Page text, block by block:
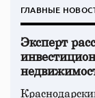
ГЛАВНЫЕ
Эксперт